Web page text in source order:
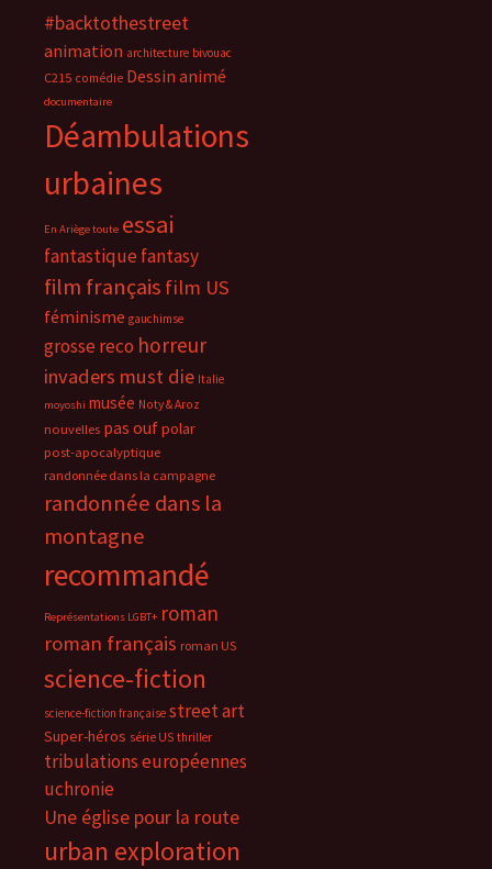
#backtothestreet
animation architecture bivouac
C215 comédie Dessin animé
documentaire
Déambulations
urbaines
En Ariège toute essai
fantastiquefantasy
film français film US
féminisme gauchimse
grosse reco horreur
invaders must die Italie
moyoshi musée Noty & Aroz
nouvelles pas oufpolar
post-apocalyptique
randonnée dans la campagne
randonnée dans la
montagne
recommandé
Représentations LGBT+ roman
roman français roman US
science-fiction
science-fiction française street art
Super-héros série US thriller
tribulations européennes
uchronie
Une église pour la route
urban exploration